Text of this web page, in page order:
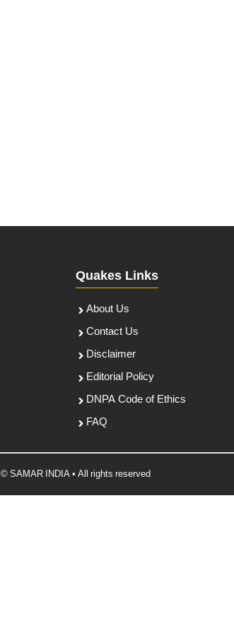
Quakes Links
About Us
Contact Us
Disclaimer
Editorial Policy
DNPA Code of Ethics
FAQ
© SAMAR INDIA • All rights reserved